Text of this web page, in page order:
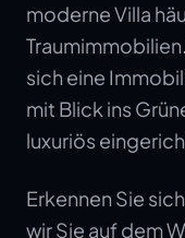
moderne Villa
sich eine
mit Blick ins
luxuriös
Erkennen Sie
wir Sie auf dem